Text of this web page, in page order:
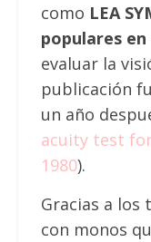
como LEA
populares en
evaluar la
publicación
un año
acuity test
1980).
Gracias a los
con monos